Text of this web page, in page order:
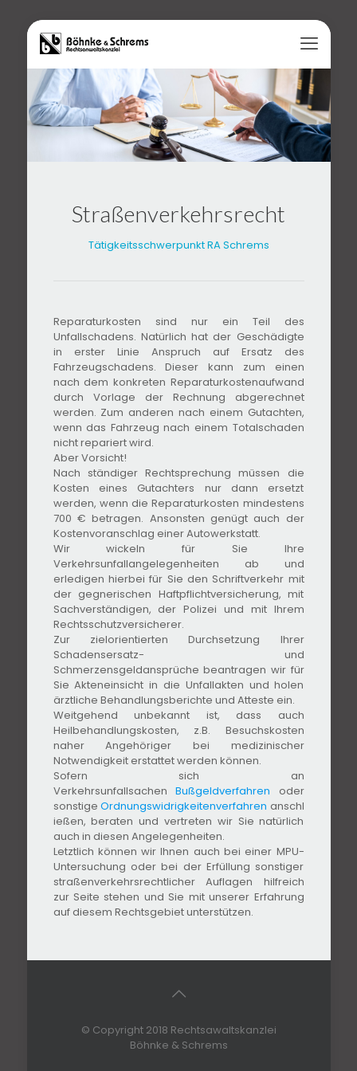
Straßenverkehrsrecht
Tätigkeitsschwerpunkt RA Schrems
Reparaturkosten sind nur ein Teil des
Unfallschadens. Natürlich hat der Geschädigte
in erster Linie Anspruch auf Ersatz des
Fahrzeugschadens. Dieser kann zum einen
nach dem konkreten Reparaturkostenaufwand
durch Vorlage der Rechnung abgerechnet
werden. Zum anderen nach einem Gutachten,
wenn das Fahrzeug nach einem Totalschaden
nicht repariert wird.
Aber Vorsicht!
Nach ständiger Rechtsprechung müssen die
Kosten eines Gutachters nur dann ersetzt
werden, wenn die Reparaturkosten mindestens
700 € betragen. Ansonsten genügt auch der
Kostenvoranschlag einer Autowerkstatt.
Wir wickeln für Sie Ihre
Verkehrsunfallangelegenheiten ab und
erledigen hierbei für Sie den Schriftverkehr mit
der gegnerischen Haftpflichtversicherung, mit
Sachverständigen, der Polizei und mit Ihrem
Rechtsschutzversicherer.
Zur zielorientierten Durchsetzung Ihrer
Schadensersatz- und
Schmerzensgeldansprüche beantragen wir für
Sie Akteneinsicht in die Unfallakten und holen
ärztliche Behandlungsberichte und Atteste ein.
Weitgehend unbekannt ist, dass auch
Heilbehandlungskosten, z.B. Besuchskosten
naher Angehöriger bei medizinischer
Notwendigkeit erstattet werden können.
Sofern sich an
Verkehrsunfallsachen Bußgeldverfahren oder
sonstige Ordnungswidrigkeitenverfahren anschl
ießen, beraten und vertreten wir Sie natürlich
auch in diesen Angelegenheiten.
Letztlich können wir Ihnen auch bei einer MPU-
Untersuchung oder bei der Erfüllung sonstiger
straßenverkehrsrechtlicher Auflagen hilfreich
zur Seite stehen und Sie mit unserer Erfahrung
auf diesem Rechtsgebiet unterstützen.
© Copyright 2018 Rechtsawaltskanzlei
Böhnke & Schrems